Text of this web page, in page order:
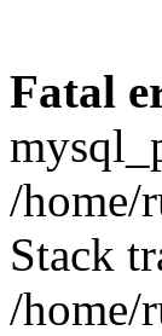
Fatal
/home/
Stack
/home/